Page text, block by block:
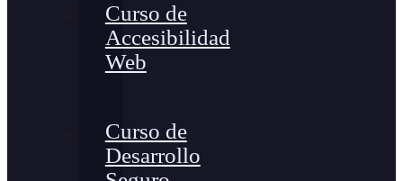
Curso de
Accesibilidad
Web
Curso de
Desarrollo